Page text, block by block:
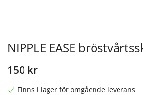
NIPPLE EASE
150 kr
Finns i lager för omgående leverans